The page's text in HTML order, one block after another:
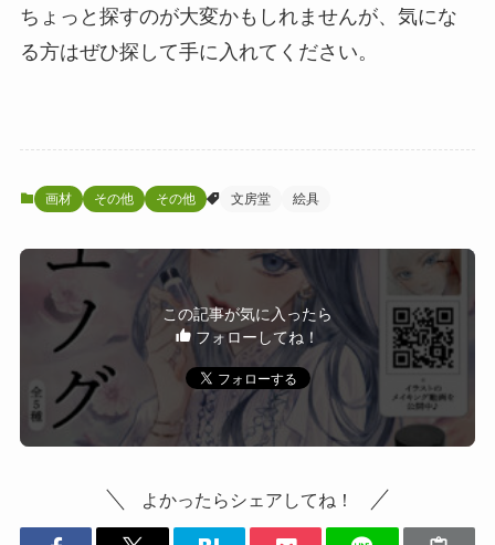
ちょっと探すのが大変かもしれませんが、気にな
る方はぜひ探して手に入れてください。
画材 その他 その他 文房堂 絵具
この記事が気に入ったら
フォローしてね！
よかったらシェアしてね！